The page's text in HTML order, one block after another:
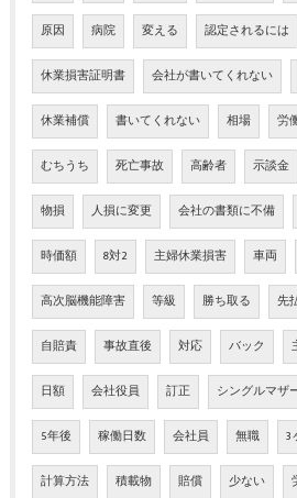
原因 病院 変える 認定されるには
休業損害証明書 会社が書いてくれない
休業補償 書いてくれない 相場 労
むちうち 死亡事故 高齢者 示談金
物損 人損に変更 会社の書類に不備
時価額 8対2 主婦休業損害 車両
高次脳機能障害 等級 勝ち取る 先
自賠責 事故直後 対応 バック
日額 会社役員 訂正 シングルマザ
5年後 稼働日数 会社員 無職 3
計算方法 積載物 賠償 少ない